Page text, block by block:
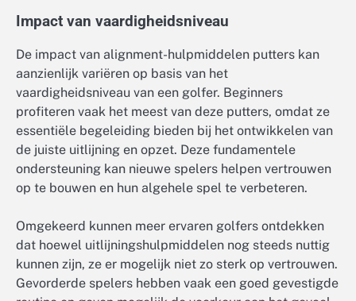
Impact van vaardigheidsniveau
De impact van alignment-hulpmiddelen putters kan
aanzienlijk variëren op basis van het
vaardigheidsniveau van een golfer. Beginners
profiteren vaak het meest van deze putters, omdat ze
essentiële begeleiding bieden bij het ontwikkelen van
de juiste uitlijning en opzet. Deze fundamentele
ondersteuning kan nieuwe spelers helpen vertrouwen
op te bouwen en hun algehele spel te verbeteren.
Omgekeerd kunnen meer ervaren golfers ontdekken
dat hoewel uitlijningshulpmiddelen nog steeds nuttig
kunnen zijn, ze er mogelijk niet zo sterk op vertrouwen.
Gevorderde spelers hebben vaak een goed gevestigde